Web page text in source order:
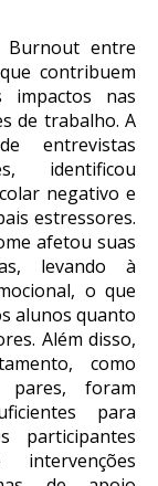
Burnout entre
contribuem
impactos nas
de trabalho. A
entrevistas
identificou
negativo e
estressores.
afetou suas
levando à
o que
alunos quanto
Além disso,
como
foram
para
participantes